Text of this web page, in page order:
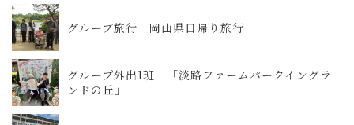
グルーブ旅行 岡山県日帰り旅行
グループ外出1班 「淡路ファームパークイングラ
ンドの丘」